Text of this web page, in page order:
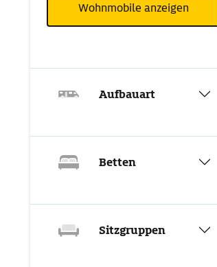
Wohnmobile anzeigen
Aufbauart
Betten
Sitzgruppen